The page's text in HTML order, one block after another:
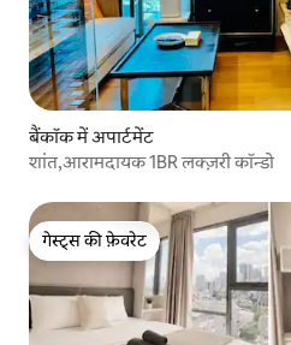
बैंकॉक में अपार्टमेंट
शांत,आरामदायक 1BR लक्ज़री कॉन्डो
गेस्ट्स की फ़ेवरेट
गेस्ट्स की फ़ेवरेट